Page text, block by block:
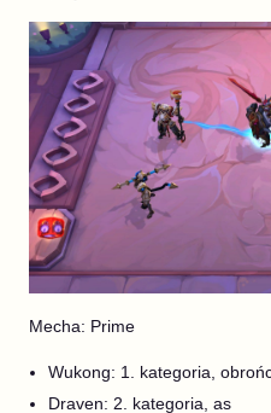
Mecha: Prime
Wukong: 1. kategoria,
Draven: 2. kategoria, as